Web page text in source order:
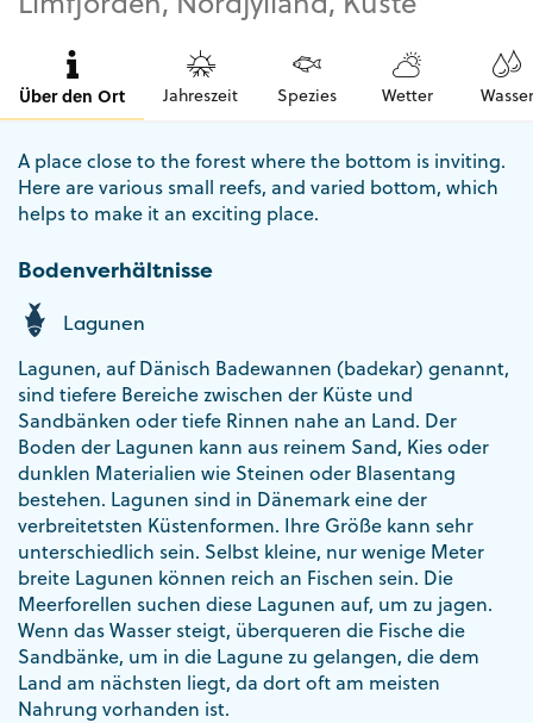
Über den Ort Jahreszeit Spezies Wetter Wasser
A place close to the forest where the bottom is inviting.
Here are various small reefs, and varied bottom, which
helps to make it an exciting place.
Bodenverhältnisse
Lagunen
Lagunen, auf Dänisch Badewannen (badekar) genannt,
sind tiefere Bereiche zwischen der Küste und
Sandbänken oder tiefe Rinnen nahe an Land. Der
Boden der Lagunen kann aus reinem Sand, Kies oder
dunklen Materialien wie Steinen oder Blasentang
bestehen. Lagunen sind in Dänemark eine der
verbreitetsten Küstenformen. Ihre Größe kann sehr
unterschiedlich sein. Selbst kleine, nur wenige Meter
breite Lagunen können reich an Fischen sein. Die
Meerforellen suchen diese Lagunen auf, um zu jagen.
Wenn das Wasser steigt, überqueren die Fische die
Sandbänke, um in die Lagune zu gelangen, die dem
Land am nächsten liegt, da dort oft am meisten
Nahrung vorhanden ist.